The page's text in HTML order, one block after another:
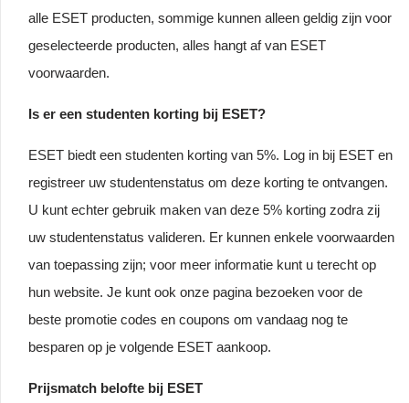
alle ESET producten, sommige kunnen alleen geldig zijn voor
geselecteerde producten, alles hangt af van ESET
voorwaarden.
Is er een studenten korting bij ESET?
ESET biedt een studenten korting van 5%. Log in bij ESET en
registreer uw studentenstatus om deze korting te ontvangen.
U kunt echter gebruik maken van deze 5% korting zodra zij
uw studentenstatus valideren. Er kunnen enkele voorwaarden
van toepassing zijn; voor meer informatie kunt u terecht op
hun website. Je kunt ook onze pagina bezoeken voor de
beste promotie codes en coupons om vandaag nog te
besparen op je volgende ESET aankoop.
Prijsmatch belofte bij ESET